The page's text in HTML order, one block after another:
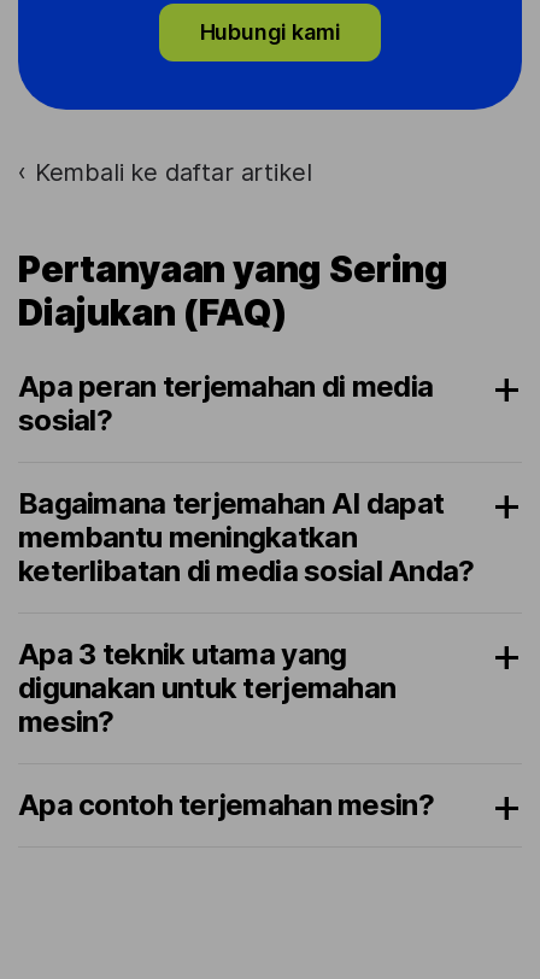
Hubungi kami
› Kembali ke daftar artikel
Pertanyaan yang Sering
Diajukan (FAQ)
Apa peran terjemahan di media
sosial?
Bagaimana terjemahan AI dapat
membantu meningkatkan
keterlibatan di media sosial Anda?
Apa 3 teknik utama yang
digunakan untuk terjemahan
mesin?
Apa contoh terjemahan mesin?